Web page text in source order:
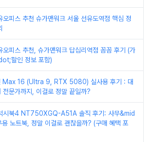
오피스 추천 슈가맨워크 서울 선유도역점 핵심 정
오피스 추천, 슈가맨워크 답십리역점 꼼꼼 후기 (가
할인 정보 포함)
Max 16 (Ultra 9, RTX 5080) 실사용 후기 : 대
전문가까지, 이걸로 정말 끝일까?
시북4 NT750XGQ-A51A 솔직 후기: 사무&mid
노트북, 정말 이걸로 괜찮을까? (구매 혜택 포